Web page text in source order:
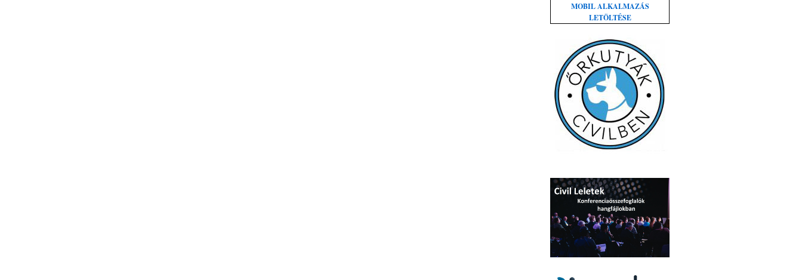
MOBIL ALKALMAZÁS
LETÖLTÉSE